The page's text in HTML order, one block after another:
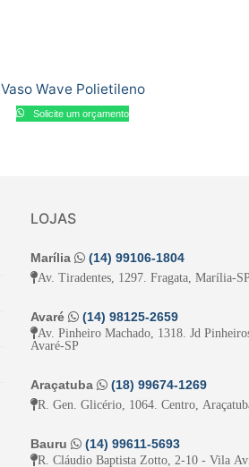
Vaso Wave Polietileno
Solicite um orçamento
LOJAS
Marília (14) 99106-1804
Av. Tiradentes, 1297. Fragata, Marília-SP
Avaré (14) 98125-2659
Av. Pinheiro Machado, 1318. Jd
Avaré-SP
Araçatuba (18) 99674-1269
R. Gen. Glicério, 1064. Centro,
Bauru (14) 99611-5693
R. Cláudio Baptista Zotto, 2-10 - Vila